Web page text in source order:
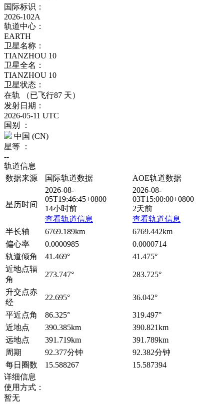
国际标识：
2026-102A
轨道中心：
EARTH
卫星名称：
TIANZHOU 10
卫星全名：
TIANZHOU 10
卫星状态：
在轨
（已飞行87 天）
发射日期：
2026-05-11 UTC
国别 ：
中国 (CN)
星等 ：
--
轨道信息
数据来源
国际轨道数据 AOE轨道数据
星历时间
2026-08-
05T19:46:45+0800
14小时前
查看轨道信息
2026-08-
03T15:00:00+0800
2天前
查看轨道信息
半长轴
6769.189km
6769.442km
偏心率
0.0000985
0.0000714
轨道倾角
41.469°
41.475°
近地点辐
角
273.747° 283.725°
升交点赤
经
22.695° 36.042°
平近点角 86.325°
319.497°
近地点
390.385km
390.821km
远地点
391.719km
391.789km
周期
92.377分钟
92.382分钟
每日圈数
15.588267
15.587394
详细信息
使用方式：
暂无